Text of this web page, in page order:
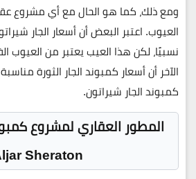
ومع ذلك، كما هو الحال مع أي مشروع
العيوب. اعتبر البعض أن أسعار الجار
نسبيًا، لكن هذا العيب يعتبر من العيوب
الآخر أن أسعار كمبوند الجار الثورة
كمبوند الجار شيراتون.
المطور العقاري لمشروع
Sheraton